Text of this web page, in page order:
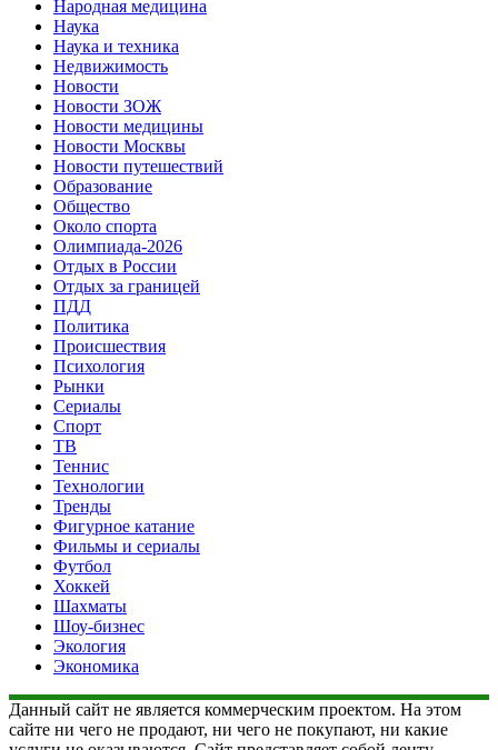
Народная медицина
Наука
Наука и техника
Недвижимость
Новости
Новости ЗОЖ
Новости медицины
Новости Москвы
Новости путешествий
Образование
Общество
Около спорта
Олимпиада-2026
Отдых в России
Отдых за границей
ПДД
Политика
Происшествия
Психология
Рынки
Сериалы
Спорт
ТВ
Теннис
Технологии
Тренды
Фигурное катание
Фильмы и сериалы
Футбол
Хоккей
Шахматы
Шоу-бизнес
Экология
Экономика
Данный сайт не является коммерческим проектом. На этом
сайте ни чего не продают, ни чего не покупают, ни какие